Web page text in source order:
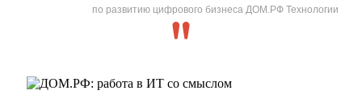
по развитию цифрового бизнеса ДОМ.РФ Технологии